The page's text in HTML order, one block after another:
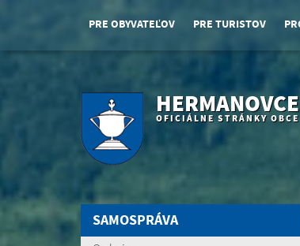
PRE OBYVATEĽOV PRE TURISTOV
OFICIÁLNE STRÁNKY OBCE
SAMOSPRÁVA